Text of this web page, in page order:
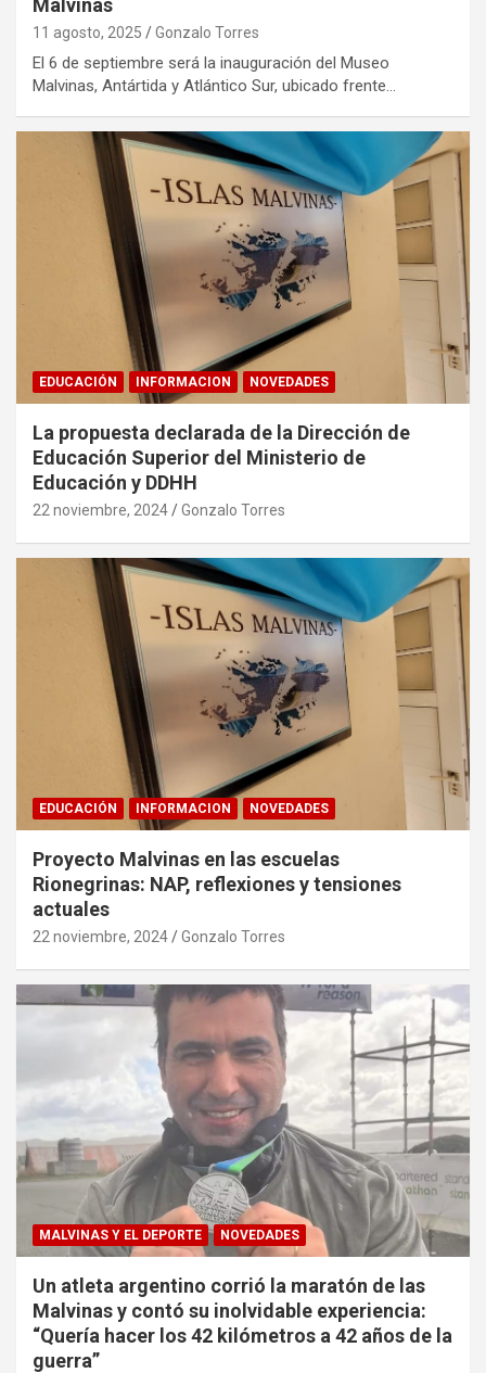
Malvinas
11 agosto, 2025 Gonzalo Torres
El 6 de septiembre será la inauguración del Museo
Malvinas, Antártida y Atlántico Sur, ubicado frente…
EDUCACIÓN INFORMACION NOVEDADES
La propuesta declarada de la Dirección de
Educación Superior del Ministerio de
Educación y DDHH
22 noviembre, 2024 Gonzalo Torres
EDUCACIÓN INFORMACION NOVEDADES
Proyecto Malvinas en las escuelas
Rionegrinas: NAP, reflexiones y tensiones
actuales
22 noviembre, 2024 Gonzalo Torres
MALVINAS Y EL DEPORTE NOVEDADES
Un atleta argentino corrió la maratón de las
Malvinas y contó su inolvidable experiencia:
“Quería hacer los 42 kilómetros a 42 años de la
guerra”